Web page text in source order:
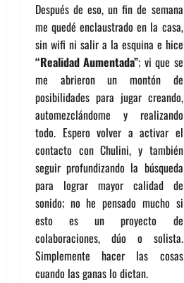
Después de eso, un fin de semana
me quedé enclaustrado en la casa,
sin wifi ni salir a la esquina e hice
“Realidad Aumentada”; vi que se
me abrieron un montón de
posibilidades para jugar creando,
automezclándome y realizando
todo. Espero volver a activar el
contacto con Chulini, y también
seguir profundizando la búsqueda
para lograr mayor calidad de
sonido; no he pensado mucho si
esto es un proyecto de
colaboraciones, dúo o solista.
Simplemente hacer las cosas
cuando las ganas lo dictan.